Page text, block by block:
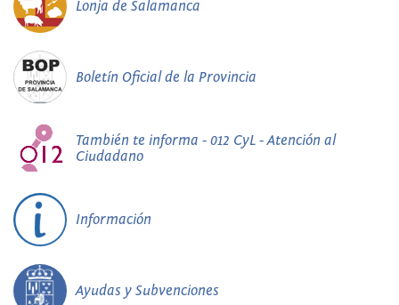
Lonja de Salamanca
Boletín Oficial de la Provincia
También te informa - 012 CyL - Atención al
Ciudadano
Información
Ayudas y Subvenciones